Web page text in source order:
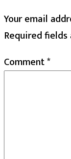
Your email
Required
Comment*